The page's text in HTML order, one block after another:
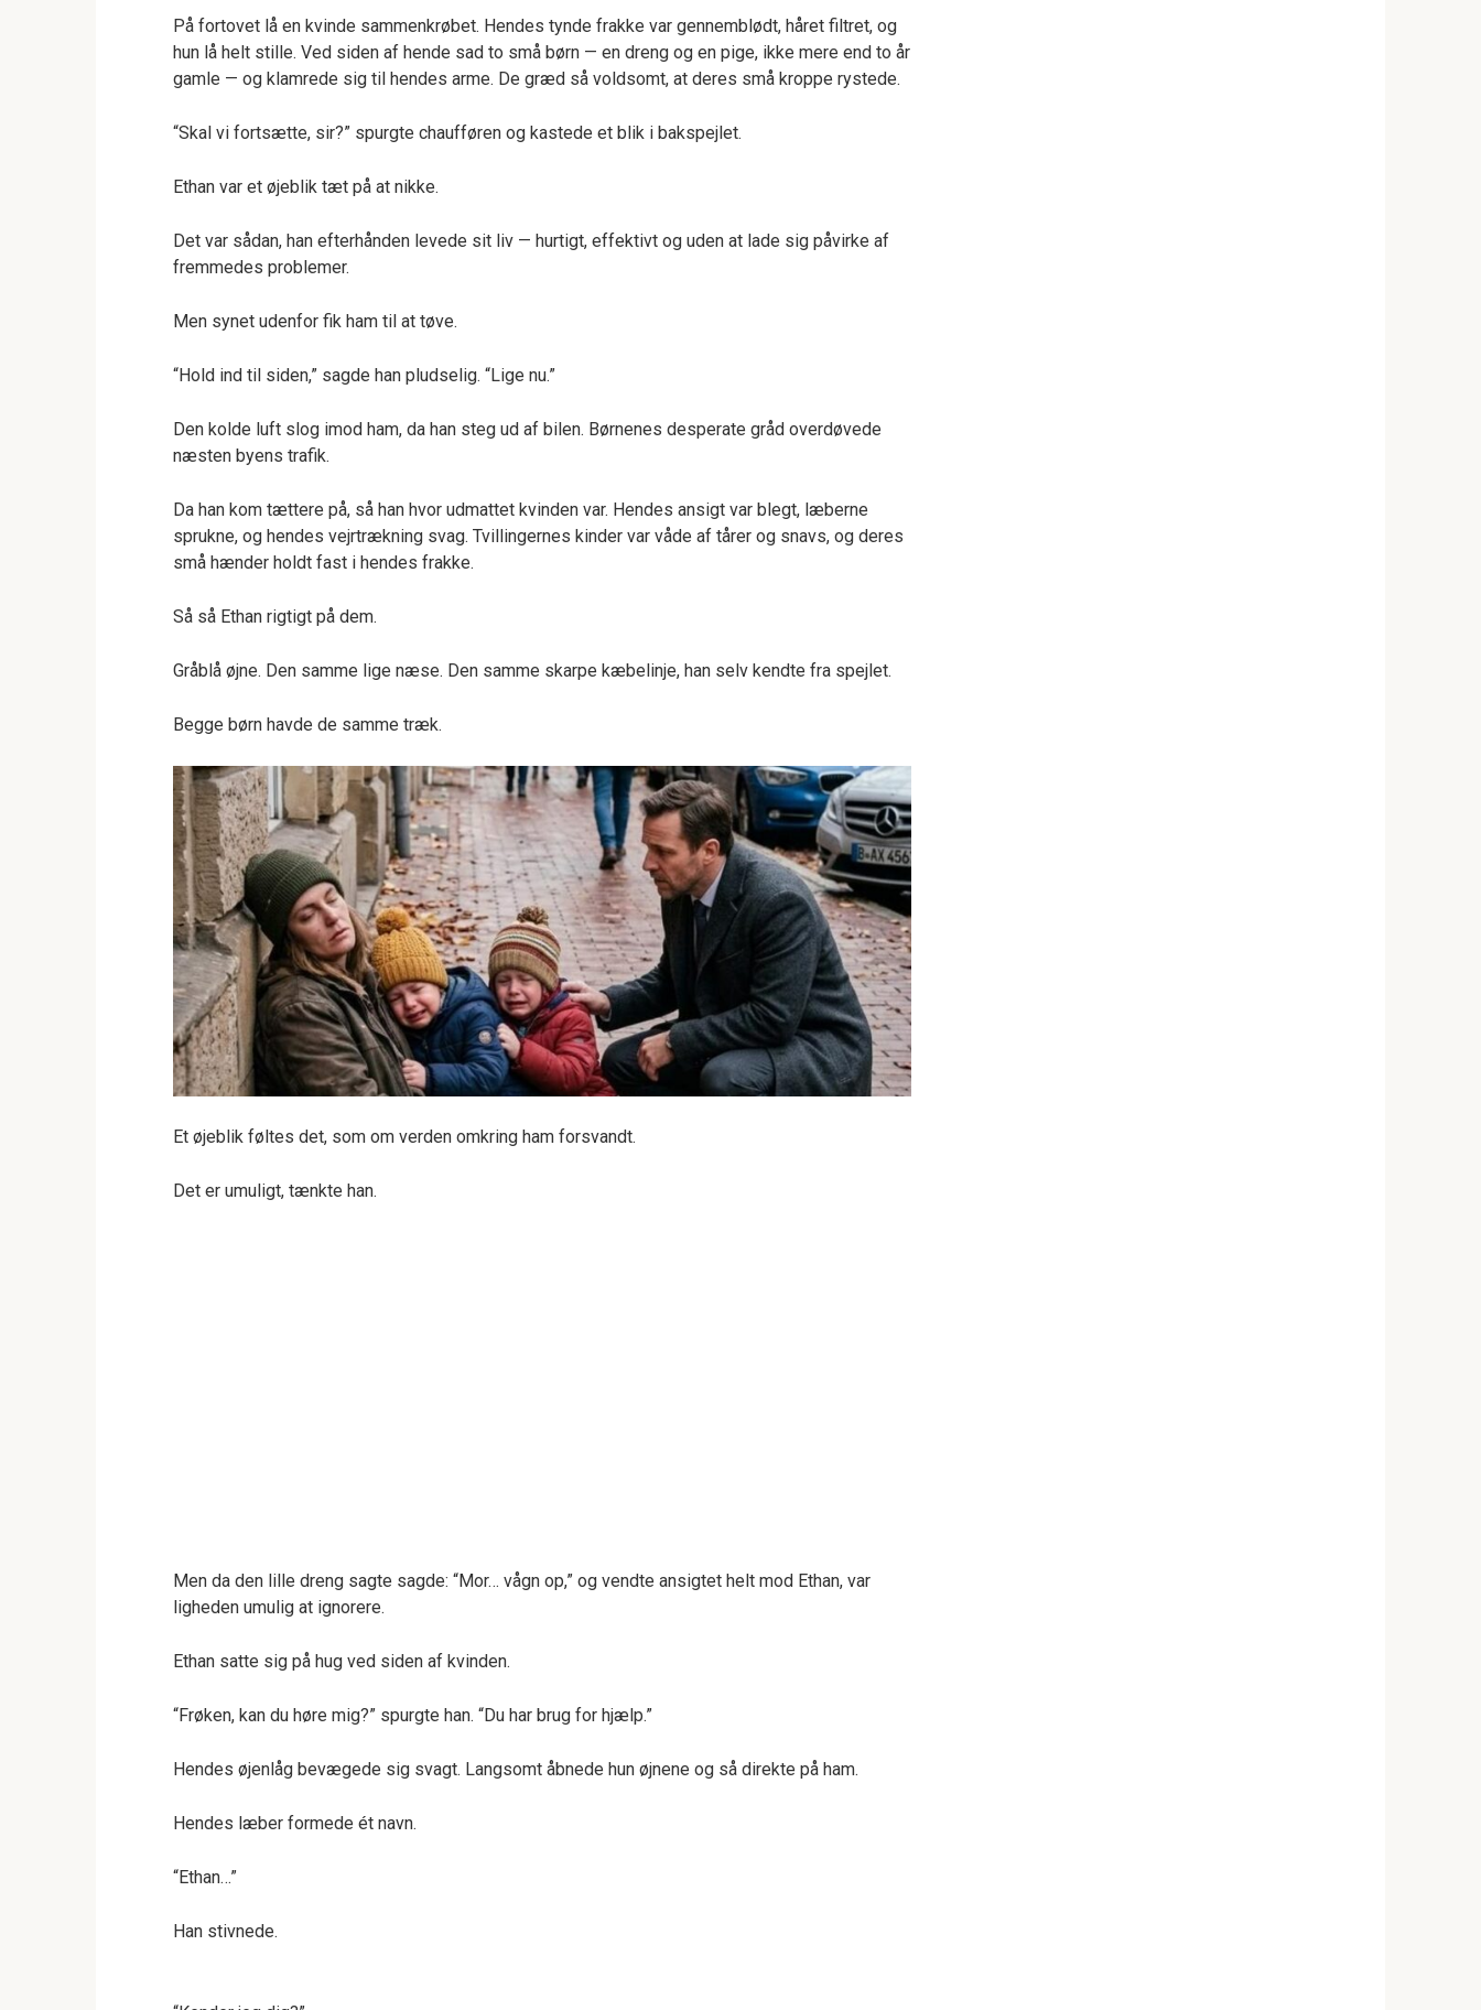
På fortovet lå en kvinde sammenkrøbet. Hendes tynde frakke var gennemblødt, håret filtret, og
hun lå helt stille. Ved siden af hende sad to små børn — en dreng og en pige, ikke mere end to år
gamle — og klamrede sig til hendes arme. De græd så voldsomt, at deres små kroppe rystede.
“Skal vi fortsætte, sir?” spurgte chaufføren og kastede et blik i bakspejlet.
Ethan var et øjeblik tæt på at nikke.
Det var sådan, han efterhånden levede sit liv — hurtigt, effektivt og uden at lade sig påvirke af
fremmedes problemer.
Men synet udenfor fik ham til at tøve.
“Hold ind til siden,” sagde han pludselig. “Lige nu.”
Den kolde luft slog imod ham, da han steg ud af bilen. Børnenes desperate gråd overdøvede
næsten byens trafik.
Da han kom tættere på, så han hvor udmattet kvinden var. Hendes ansigt var blegt, læberne
sprukne, og hendes vejrtrækning svag. Tvillingernes kinder var våde af tårer og snavs, og deres
små hænder holdt fast i hendes frakke.
Så så Ethan rigtigt på dem.
Gråblå øjne. Den samme lige næse. Den samme skarpe kæbelinje, han selv kendte fra spejlet.
Begge børn havde de samme træk.
Et øjeblik føltes det, som om verden omkring ham forsvandt.
Det er umuligt, tænkte han.
Men da den lille dreng sagte sagde: “Mor… vågn op,” og vendte ansigtet helt mod Ethan, var
ligheden umulig at ignorere.
Ethan satte sig på hug ved siden af kvinden.
“Frøken, kan du høre mig?” spurgte han. “Du har brug for hjælp.”
Hendes øjenlåg bevægede sig svagt. Langsomt åbnede hun øjnene og så direkte på ham.
Hendes læber formede ét navn.
“Ethan…”
Han stivnede.